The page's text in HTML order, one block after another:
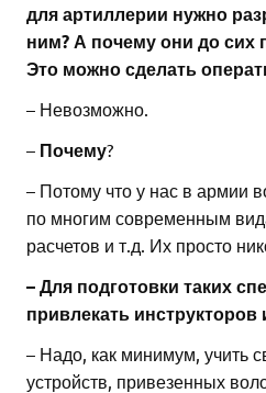
для артиллерии нужно
ним? А почему они до сих
Это можно сделать
– Невозможно.
– Почему?
– Потому что у нас в армии
по многим современным
расчетов и т.д. Их просто
– Для подготовки таких
привлекать инструкторов
– Надо, как минимум, учить
устройств, привезенных